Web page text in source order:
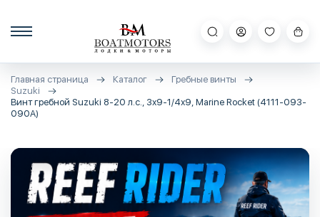
Главная страница Каталог
Гребные винты
Suzuki
Винт гребной Suzuki 8-20 л.с., 3х9-1/4х9, Marine Rocket (4111-093-
090A)